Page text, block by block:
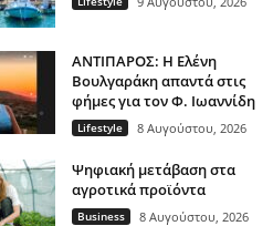
ΑΝΤΙΠΑΡΟΣ: Η Ελένη
Βουλγαράκη απαντά στις
φήμες για τον Φ. Ιωαννίδη
Lifestyle 8 Αυγούστου, 2026
Ψηφιακή μετάβαση στα
αγροτικά προϊόντα
Business 8 Αυγούστου, 2026